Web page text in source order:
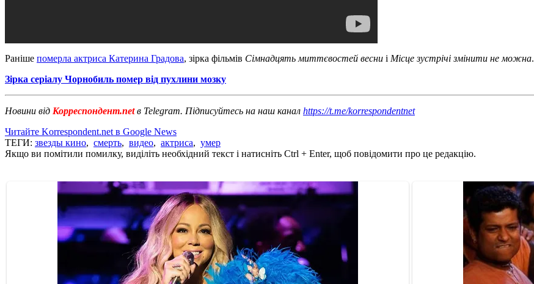
Раніше померла актриса Катерина Градова, зірка фільмів Сімнадцять миттєвостей весни і Місце зустрічі змінити не можна.
Зірка серіалу Чорнобиль помер від пухлини мозку
Новини від Корреспондент.netв Telegram. Підписуйтесь на наш канал https://t.me/korrespondentnet
Читайте Korrespondent.net в Google News
ТЕГИ: звезды кино, смерть, видео, актриса, умер
Якщо ви помітили помилку, виділіть необхідний текст і натисніть Ctrl + Enter, щоб повідомити про це редакцію.